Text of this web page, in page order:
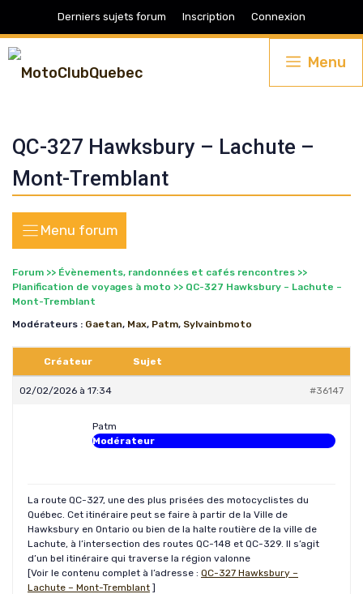
au
contenu
Derniers sujets forum Inscription Connexion
Menu
QC-327 Hawksbury – Lachute –
Mont-Tremblant
Forum >> Évènements, randonnées et cafés rencontres >>
Planification de voyages à moto >> QC-327 Hawksbury – Lachute –
Mont-Tremblant
Modérateurs : Gaetan, Max, Patm, Sylvainbmoto
Créateur Sujet
02/02/2026 à 17:34 #36147
Patm
Modérateur
La route QC-327, une des plus prisées des motocyclistes du
Québec. Cet itinéraire peut se faire à partir de la Ville de
Hawksbury en Ontario ou bien de la halte routière de la ville de
Lachute, à l’intersection des routes QC-148 et QC-329. Il s’agit
d’un bel itinéraire qui traverse la région valonne
[Voir le contenu complet à l’adresse : QC-327 Hawksbury –
Lachute – Mont-Tremblant ]